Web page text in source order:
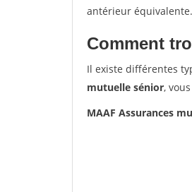
antérieur équivalente.
Comment
Il existe différentes
mutuelle sénior,
MAAF Assurances